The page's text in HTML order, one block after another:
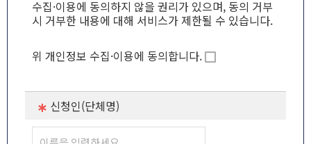
수집·이용에 동의하지 않을 권리가 있으며, 동의 거부
시 거부한 내용에 대해 서비스가 제한될 수 있습니다.
위 개인정보 수집·이용에 동의합니다.
신청인(단체명)